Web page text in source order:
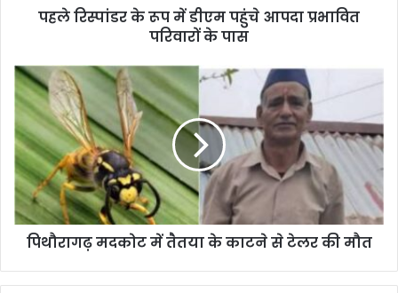
पहले रिस्पांडर के रूप में डीएम पहुंचे आपदा प्रभावित
परिवारों के पास
पिथौरागढ़ मदकोट में तैतया के काटने से टेलर की मौत